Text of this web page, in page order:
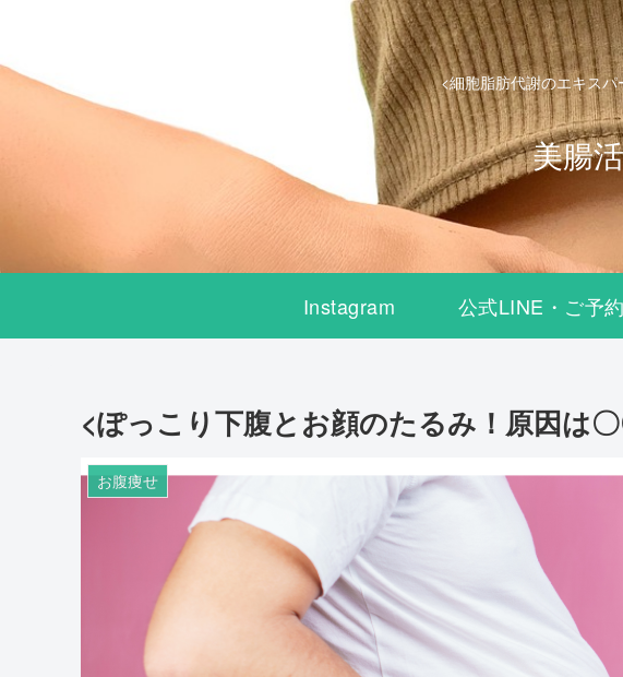
<細胞脂肪代謝のエキス
美腸
Instagram 公式LINE・ご予約
<ぽっこり下腹とお顔のたるみ！原因は
お腹痩せ